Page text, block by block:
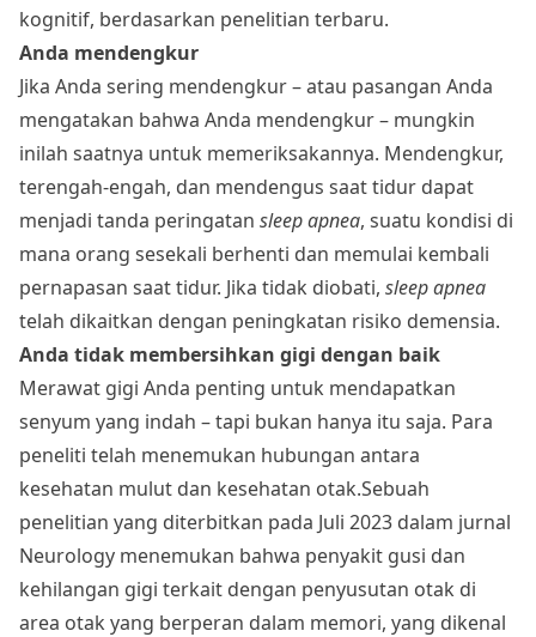
kognitif, berdasarkan penelitian terbaru.
Anda mendengkur
Jika Anda sering mendengkur – atau pasangan Anda
mengatakan bahwa Anda mendengkur – mungkin
inilah saatnya untuk memeriksakannya. Mendengkur,
terengah-engah, dan mendengus saat tidur dapat
menjadi tanda peringatan sleep apnea, suatu kondisi di
mana orang sesekali berhenti dan memulai kembali
pernapasan saat tidur. Jika tidak diobati, sleep apnea
telah dikaitkan dengan peningkatan risiko demensia.
Anda tidak membersihkan gigi dengan baik
Merawat gigi Anda penting untuk mendapatkan
senyum yang indah – tapi bukan hanya itu saja. Para
peneliti telah menemukan hubungan antara
kesehatan mulut dan kesehatan otak.Sebuah
penelitian yang diterbitkan pada Juli 2023 dalam jurnal
Neurology menemukan bahwa penyakit gusi dan
kehilangan gigi terkait dengan penyusutan otak di
area otak yang berperan dalam memori, yang dikenal